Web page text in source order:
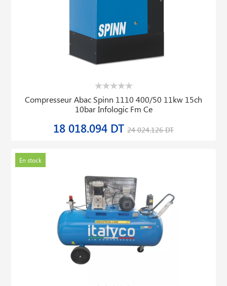
Compresseur Abac Spinn 1110 400/50 11kw 15ch
10bar Infologic Fm Ce
18 018.094 DT 24 024.126 DT
En stock